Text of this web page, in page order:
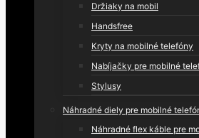
Držiaky na mobil
Handsfree
Kryty na mobilné telefóny
Nabíjačky pre mobilné
Stylusy
Náhradné diely pre mobilné
Náhradné flex káble pre